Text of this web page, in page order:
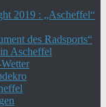
2019 : „Ascheffel“
des Radsports“
Ascheffel